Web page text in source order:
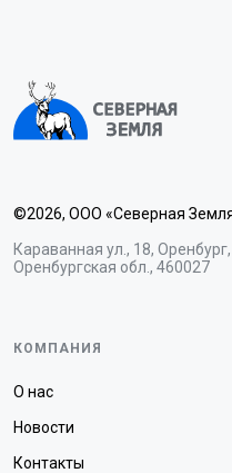
©2026, ООО «Северная
Караванная ул., 18, Оренбург,
Оренбургская обл., 460027
КОМПАНИЯ
О нас
Новости
Контакты